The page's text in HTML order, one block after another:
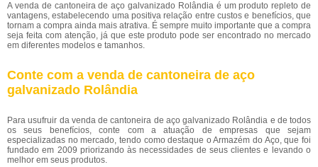
A venda de cantoneira de aço galvanizado Rolândia é um produto repleto de
vantagens, estabelecendo uma positiva relação entre custos e benefícios, que
tornam a compra ainda mais atrativa. É sempre muito importante que a compra
seja feita com atenção, já que este produto pode ser encontrado no mercado
em diferentes modelos e tamanhos.
Conte com a venda de cantoneira de aço
galvanizado Rolândia
Para usufruir da venda de cantoneira de aço galvanizado Rolândia e de todos
os seus benefícios, conte com a atuação de empresas que sejam
especializadas no mercado, tendo como destaque o Armazém do Aço, que foi
fundado em 2009 priorizando às necessidades de seus clientes e levando o
melhor em seus produtos.